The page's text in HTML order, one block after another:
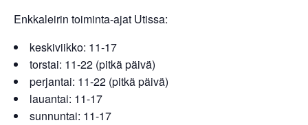
Enkkaleirin toiminta-ajat Utissa:
keskiviikko: 11-17
torstai: 11-22 (pitkä päivä)
perjantai: 11-22 (pitkä päivä)
lauantai: 11-17
sunnuntai: 11-17